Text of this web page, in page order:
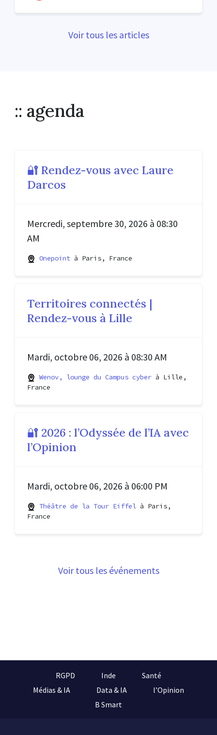
Voir tous les articles
:: agenda
🔐 Rendez-vous avec Laure
Darcos
Mercredi, septembre 30, 2026 à 08:30
AM
Onepoint à Paris, France
Territoires connectés |
Rendez-vous à Lille
Mardi, octobre 06, 2026 à 08:30 AM
Wenov, lounge du Campus cyber à Lille,
France
🔐 2026 : l’Odyssée de l’IA avec
l’Opinion
Mardi, octobre 06, 2026 à 06:00 PM
Théâtre de la Tour Eiffel à Paris,
France
Voir tous les événements
RGPD Inde
Santé
Médias & IA
Data & IA
l’Opinion
B Smart